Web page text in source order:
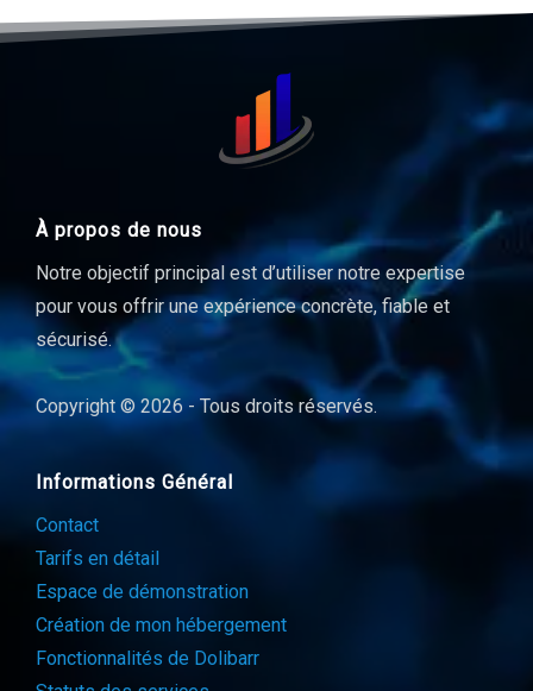
À propos de nous
Notre objectif principal est d’utiliser notre expertise
pour vous offrir une expérience concrète, fiable et
sécurisé.
Copyright © 2026 - Tous droits réservés.
Informations Général
Contact
Tarifs en détail
Espace de démonstration
Création de mon hébergement
Fonctionnalités de Dolibarr